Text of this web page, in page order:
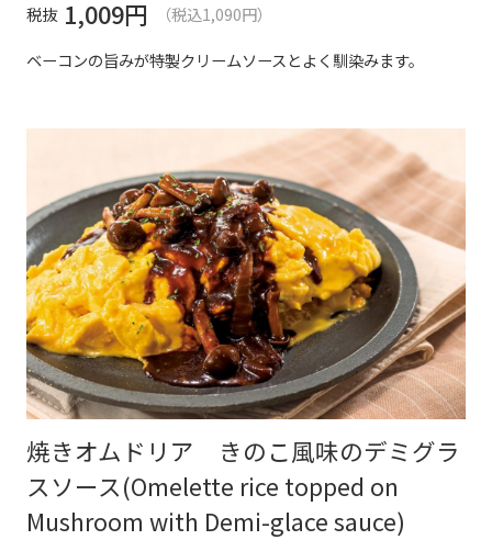
税抜 1,009円
（税込1,090円）
ベーコンの旨みが特製クリームソースとよく馴染みます。
焼きオムドリア きのこ風味のデミグラ
スソース(Omelette rice topped on
Mushroom with Demi-glace sauce)